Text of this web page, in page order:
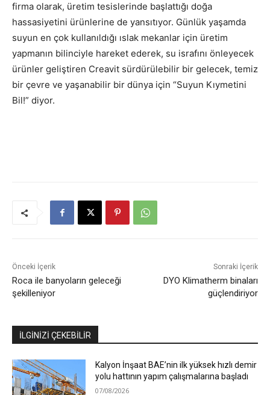
firma olarak, üretim tesislerinde başlattığı doğa
hassasiyetini ürünlerine de yansıtıyor. Günlük yaşamda
suyun en çok kullanıldığı ıslak mekanlar için üretim
yapmanın bilinciyle hareket ederek, su israfını önleyecek
ürünler geliştiren Creavit sürdürülebilir bir gelecek, temiz
bir çevre ve yaşanabilir bir dünya için “Suyun Kıymetini
Bil!” diyor.
Önceki İçerik
Roca ile banyoların geleceği
şekilleniyor
Sonraki İçerik
DYO Klimatherm binaları
güçlendiriyor
İLGİNİZİ ÇEKEBİLİR
Kalyon İnşaat BAE’nin ilk yüksek hızlı demir
yolu hattının yapım çalışmalarına başladı
07/08/2026